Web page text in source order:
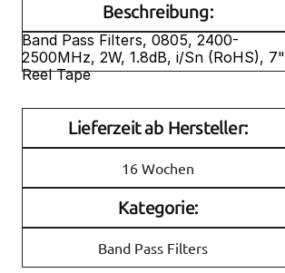
Beschreibung:
Band Pass Filters, 0805, 2400-
2500MHz, 2W, 1.8dB, i/Sn (RoHS), 7"
Reel Tape
Lieferzeit ab Hersteller:
16 Wochen
Kategorie:
Band Pass Filters